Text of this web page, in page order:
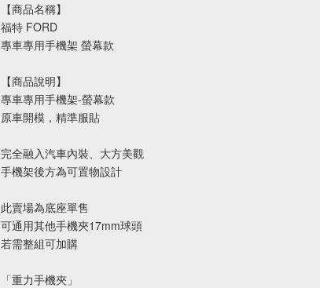
【商品名稱】
福特 FORD
專車專用手機架 螢幕款
【商品說明】
專車專用手機架-螢幕款
原車開模，精準服貼
完全融入汽車內裝、大方美觀
手機架後方為可置物設計
此賣場為底座單售
可通用其他手機夾17mm球頭
若需整組可加購
「重力手機夾」